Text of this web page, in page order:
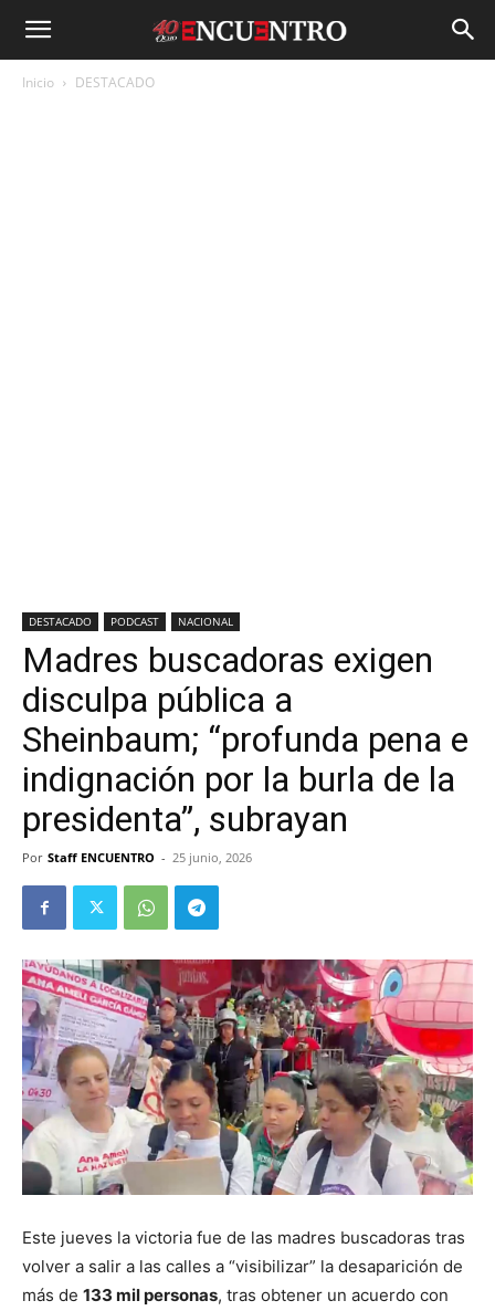
Inicio DESTACADO
DESTACADO PODCAST NACIONAL
Madres buscadoras exigen
disculpa pública a
Sheinbaum; “profunda pena e
indignación por la burla de la
presidenta”, subrayan
Por Staff ENCUENTRO - 25 junio, 2026
Este jueves la victoria fue de las madres buscadoras tras
volver a salir a las calles a “visibilizar” la desaparición de
más de 133 mil personas, tras obtener un acuerdo con